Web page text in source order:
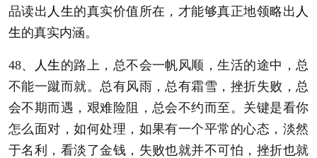
品读出 人生的真实价值所在，才能够真正地领略出 人
生的真实内涵。
48、 人生 的路上，总不会一帆风顺，生活的途中，总
不能一蹴而就。总有风雨，总有霜雪，挫折失败，总
会不期而遇，艰难险阻，总会不约而至。关键是看你
怎么面对，如何处理，如果有一个平常的心态，淡然
于名利，看淡了金钱，失败也就并不可怕，挫折也就